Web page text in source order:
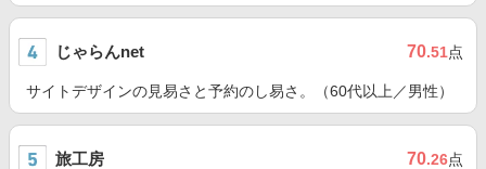
じゃらんnet 70.51点
サイトデザインの見易さと予約のし易さ。（60代以上／男性）
旅工房 70.26点